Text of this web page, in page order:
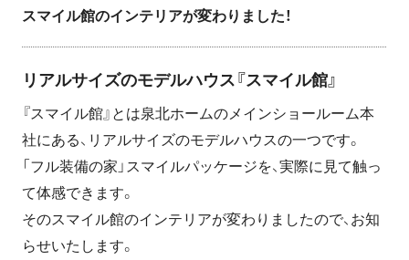
スマイル館のインテリアが変わりました！
リアルサイズのモデルハウス『スマイル館』
『スマイル館』とは泉北ホームのメインショールーム本
社にある、リアルサイズのモデルハウスの一つです。
「フル装備の家」スマイルパッケージを、実際に見て触っ
て体感できます。
そのスマイル館のインテリアが変わりましたので、お知
らせいたします。